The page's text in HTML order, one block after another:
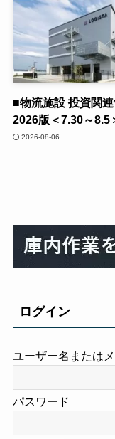
■物流施設 投資関
2026版＜7.30～8.5
2026-08-06
ログイン
ユーザー名または
パスワード